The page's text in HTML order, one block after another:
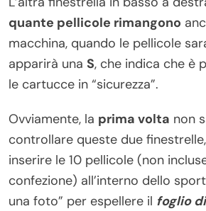
quante pellicole rimangono
macchina, quando le pellicole
apparirà una S, che indica che è
le cartucce in “sicurezza”.
Ovviamente, la prima volta non
controllare queste due
inserire le 10 pellicole (non
confezione) all’interno dello
una foto” per espellere il foglio